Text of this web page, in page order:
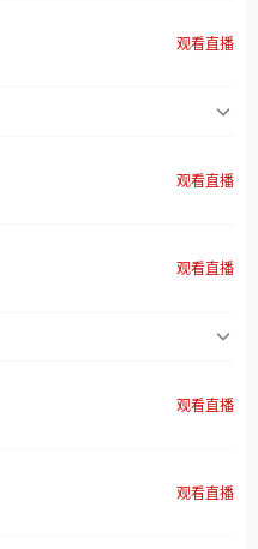
观看直播
观看直播
观看直播
观看直播
观看直播